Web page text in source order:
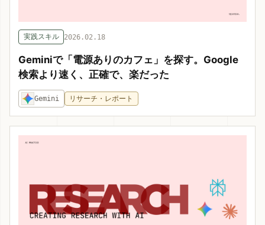
実践スキル 2026.02.18
Geminiで「電源ありのカフェ」を探す。Google
検索より速く、正確で、楽だった
Gemini リサーチ・レポート